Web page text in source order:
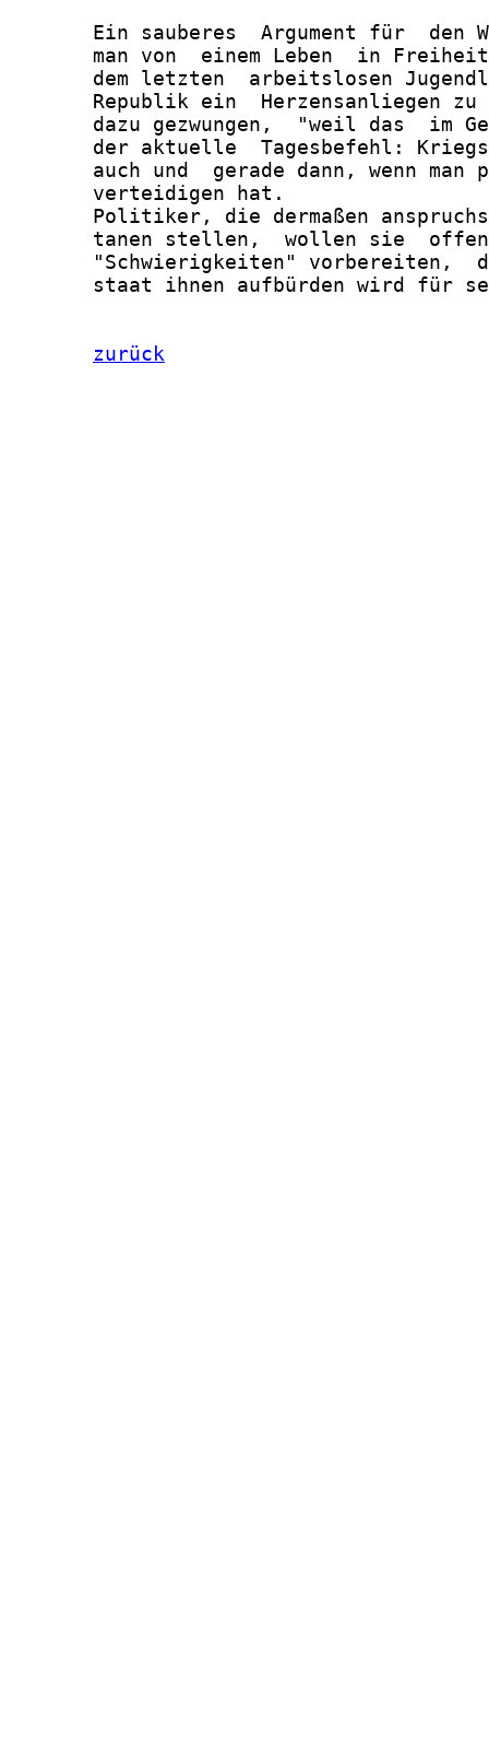
Ein sauberes  Argument für  den
man von  einem Leben  in
dem letzten  arbeitslosen
Republik ein  Herzensanliegen
dazu gezwungen,  "weil das  im
der aktuelle  Tagesbefehl:
auch und  gerade dann, wenn man
       verteidigen hat.
Politiker, die dermaßen
tanen stellen,  wollen sie
"Schwierigkeiten" vorbereiten,
staat ihnen aufbürden wird für
zurück